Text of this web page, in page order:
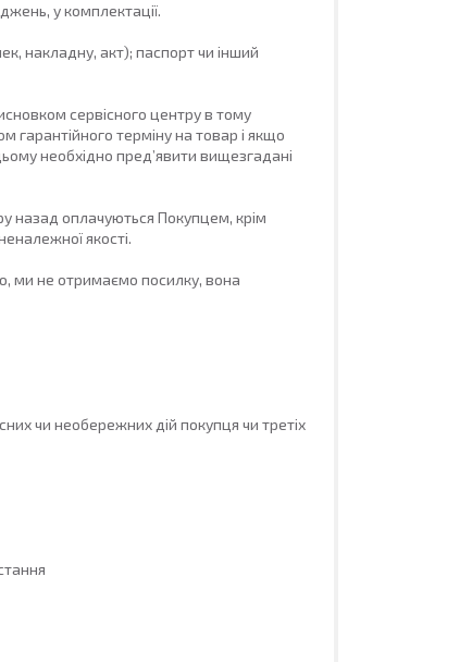
у комплектації.
накладну, акт); паспорт чи інший
сервісного центру в тому
гарантійного терміну на товар і якщо
необхідно пред’явити вищезгадані
назад оплачуються Покупцем, крім
якості.
ми не отримаємо посилку, вона
чи необережних дій покупця чи третіх